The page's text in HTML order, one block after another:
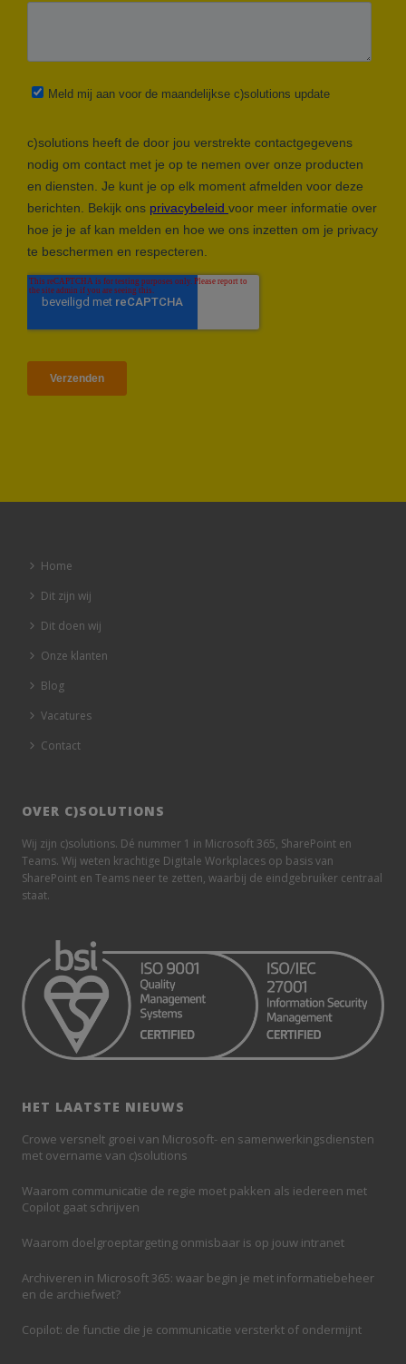
Home
Dit zijn wij
Dit doen wij
Onze klanten
Blog
Vacatures
Contact
OVER C)SOLUTIONS
Wij zijn c)solutions. Dé nummer 1 in Microsoft 365, SharePoint en
Teams. Wij weten krachtige Digitale Workplaces op basis van
SharePoint en Teams neer te zetten, waarbij de eindgebruiker centraal
staat.
HET LAATSTE NIEUWS
Crowe versnelt groei van Microsoft- en samenwerkingsdiensten
met overname van c)solutions
Waarom communicatie de regie moet pakken als iedereen met
Copilot gaat schrijven
Waarom doelgroeptargeting onmisbaar is op jouw intranet
Archiveren in Microsoft 365: waar begin je met informatiebeheer
en de archiefwet?
Copilot: de functie die je communicatie versterkt of ondermijnt